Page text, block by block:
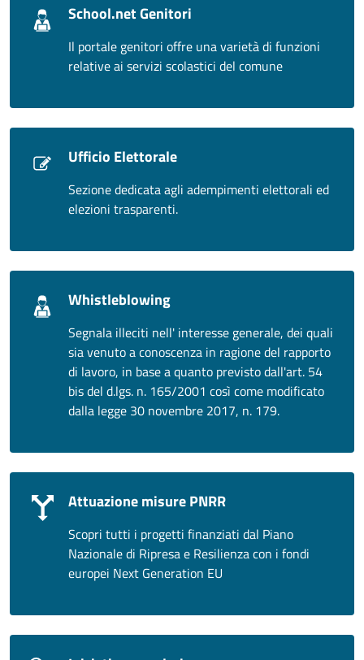
School.net Genitori
Il portale genitori offre una varietà di funzioni
relative ai servizi scolastici del comune
Ufficio Elettorale
Sezione dedicata agli adempimenti elettorali ed
elezioni trasparenti.
Whistleblowing
Segnala illeciti nell' interesse generale, dei quali
sia venuto a conoscenza in ragione del rapporto
di lavoro, in base a quanto previsto dall'art. 54
bis del d.lgs. n. 165/2001 così come modificato
dalla legge 30 novembre 2017, n. 179.
Attuazione misure PNRR
Scopri tutti i progetti finanziati dal Piano
Nazionale di Ripresa e Resilienza con i fondi
europei Next Generation EU